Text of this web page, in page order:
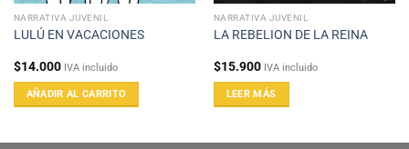
NARRATIVA JUVENIL
LULÚ EN VACACIONES
$14.000 IVA incluido
AÑADIR AL CARRITO
NARRATIVA JUVENIL
LA REBELION DE LA REINA
$15.900 IVA incluido
LEER MÁS